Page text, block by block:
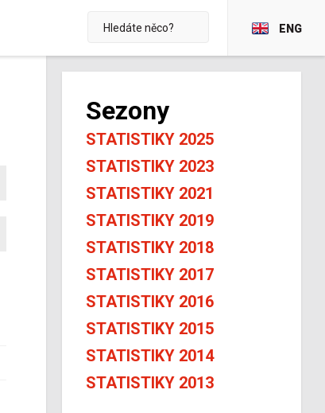
ENG
Sezony
STATISTIKY 2025
STATISTIKY 2023
STATISTIKY 2021
STATISTIKY 2019
STATISTIKY 2018
STATISTIKY 2017
STATISTIKY 2016
STATISTIKY 2015
STATISTIKY 2014
STATISTIKY 2013